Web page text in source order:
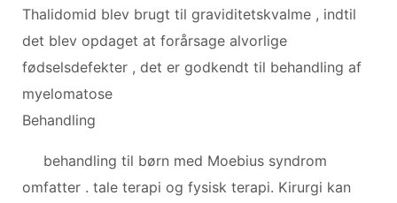
Thalidomid blev brugt til graviditetskvalme , indtil
det blev opdaget at forårsage alvorlige
fødselsdefekter , det er godkendt til behandling af
myelomatose
Behandling
behandling til børn med Moebius syndrom
omfatter . tale terapi og fysisk terapi. Kirurgi kan